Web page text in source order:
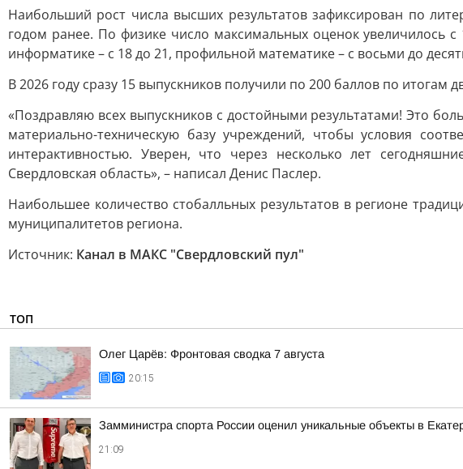
Наибольший рост числа высших результатов зафиксирован по
годом ранее. По физике число максимальных оценок увеличилось
информатике – с 18 до 21, профильной математике – с восьми до
В 2026 году сразу 15 выпускников получили по 200 баллов по итогам
«Поздравляю всех выпускников с достойными результатами! Это
материально-техническую базу учреждений, чтобы условия
интерактивностью. Уверен, что через несколько лет
Свердловская область», – написал Денис Паслер.
Наибольшее количество стобалльных результатов в регионе
муниципалитетов региона.
Источник: Канал в МАКС "Свердловский пул"
ТОП
Олег Царёв: Фронтовая сводка 7 августа
20:15
Замминистра спорта России оценил уникальные объекты в
21:09